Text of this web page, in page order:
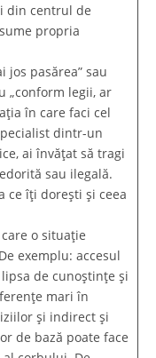
din centrul de
propria
jos pasărea” sau
„conform legii, ar
în care faci cel
dintr-un
ai învățat să tragi
sau ilegală.
ce îți dorești și ceea
o situație
exemplu: accesul
de cunoștințe și
mari în
și indirect și
de bază poate face